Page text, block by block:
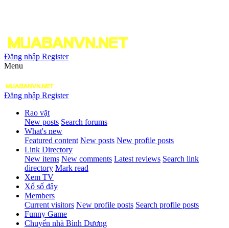
Đăng nhập Register
Menu
Đăng nhập Register
Rao vặt
New posts Search forums
What's new
Featured content New posts New profile posts
Link Directory
New items New comments Latest reviews Search link
directory Mark read
Xem TV
Xổ số đây
Members
Current visitors New profile posts Search profile posts
Funny Game
Chuyển nhà Bình Dương